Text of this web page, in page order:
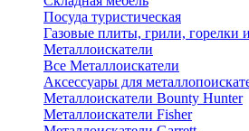
Посуда туристическая
Газовые плиты, грили, горелки
Металлоискатели
Все Металлоискатели
Аксессуары для
Металлоискатели Bounty Hunter
Металлоискатели Fisher